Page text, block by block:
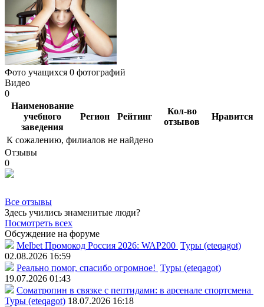
Фото учащихся 0 фотографий
Видео
0
Наименование
учебного
заведения
Регион Рейтинг
Кол-во
отзывов
Нравится
К сожалению, филиалов не найдено
Отзывы
0
Все отзывы
Здесь учились знаменитые люди?
Посмотреть всех
Обсуждение на форуме
Melbet Промокод Россия 2026: WAP200 Туры (eteqagot)
02.08.2026 16:59
Реально помог, спасибо огромное! Туры (eteqagot)
19.07.2026 01:43
Соматропин в связке с пептидами: в арсенале спортсмена
Туры (eteqagot) 18.07.2026 16:18